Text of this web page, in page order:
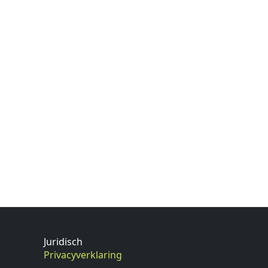
Juridisch
Privacyverklaring